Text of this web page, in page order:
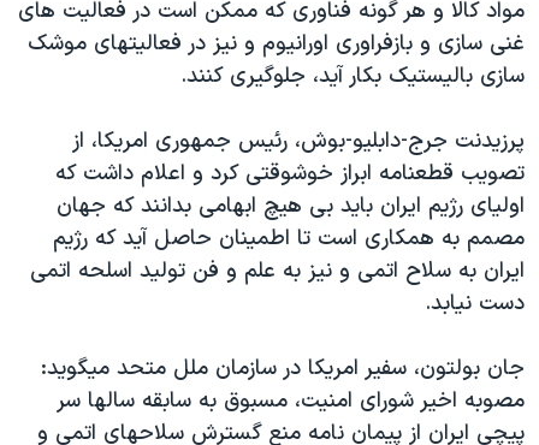
تریبونال مردمی آبان ۹۸
دادگاه حمید نوری
قانون شفافیت دارائی کادر رهبری ایران
اعتراضات مردمی آبان ۹۸
اسرائیل در جنگ
نرگس محمدی برنده جایزه نوبل صلح
صفحه‌های ویژه
سفر پرزیدنت ترامپ به چین
مواد کالا و هر گونه فناوری که ممکن است در فعاليت های
غنی سازی و بازفراوری اورانيوم و نيز در فعاليتهای موشک
سازی باليستيک بکار آيد، جلوگيری کنند.
پرزيدنت جرج-دابليو-بوش، رئيس جمهوری امريکا، از
تصويب قطعنامه ابراز خوشوقتی کرد و اعلام داشت که
اوليای رژيم ايران بايد بی هيچ ابهامی بدانند که جهان
مصمم به همکاری است تا اطمينان حاصل آيد که رژيم
ايران به سلاح اتمی و نيز به علم و فن توليد اسلحه اتمی
دست نيابد.
جان بولتون، سفير امريکا در سازمان ملل متحد ميگويد:
مصوبه اخير شورای امنيت، مسبوق به سابقه سالها سر
پيچی ايران از پيمان نامه منع گسترش سلاحهای اتمی و